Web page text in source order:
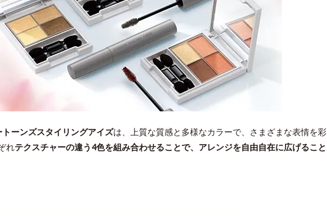
トーンズスタイリングアイズは、上質な質感と多様なカラーで、さまざまな表情を彩
れテクスチャーの違う4色を組み合わせることで、アレンジを自由自在に広げること